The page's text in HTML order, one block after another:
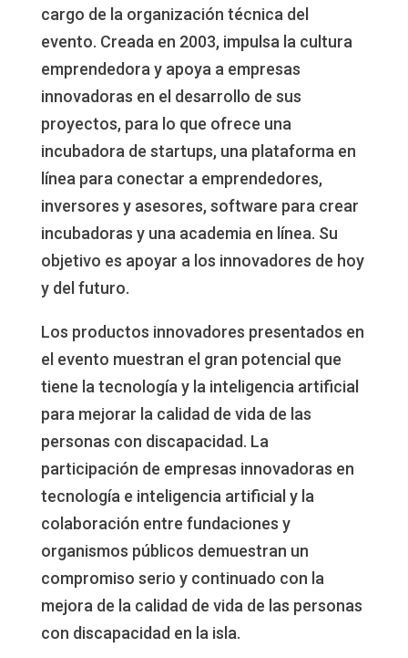
cargo de la organización técnica del
evento. Creada en 2003, impulsa la cultura
emprendedora y apoya a empresas
innovadoras en el desarrollo de sus
proyectos, para lo que ofrece una
incubadora de startups, una plataforma en
línea para conectar a emprendedores,
inversores y asesores, software para crear
incubadoras y una academia en línea. Su
objetivo es apoyar a los innovadores de hoy
y del futuro.
Los productos innovadores presentados en
el evento muestran el gran potencial que
tiene la tecnología y la inteligencia artificial
para mejorar la calidad de vida de las
personas con discapacidad. La
participación de empresas innovadoras en
tecnología e inteligencia artificial y la
colaboración entre fundaciones y
organismos públicos demuestran un
compromiso serio y continuado con la
mejora de la calidad de vida de las personas
con discapacidad en la isla.